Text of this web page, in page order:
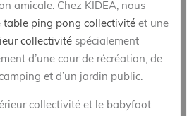
amicale. Chez KIDEA, nous
table ping pong collectivité et une
collectivité spécialement
d’une cour de récréation, de
camping et d’un jardin public.
collectivité et le babyfoot